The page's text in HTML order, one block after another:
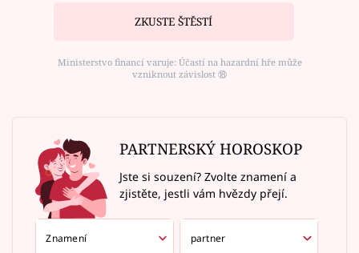
ZKUSTE ŠTĚSTÍ
Ministerstvo financí varuje: Účastí na hazardní hře může
vzniknout závislost ⑱
PARTNERSKÝ HOROSKOP
Jste si souzení? Zvolte znamení a
zjistěte, jestli vám hvězdy přejí.